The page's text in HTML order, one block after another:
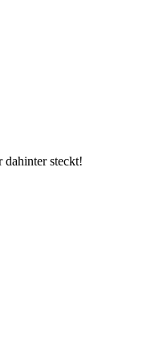
dahinter steckt!